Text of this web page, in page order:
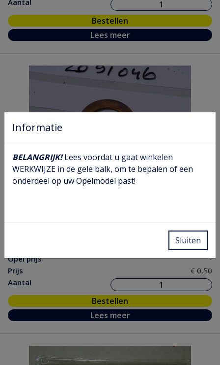
Aantal
Bestellen
Lees meer
Koper keerring olieplug
Opel prijs
-
Prijs
€ 0,50
Aantal
Bestellen
Lees meer
Informatie
BELANGRIJK!Lees voordat u gaat winkelen
WERKWIJZE in de gele balk, om te bepalen of een
onderdeel op uw Opelmodel past!
Sluiten